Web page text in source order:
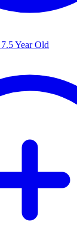
Year Old